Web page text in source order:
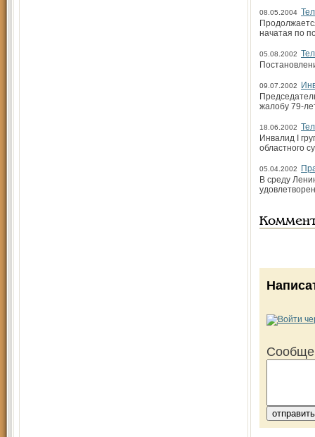
08.05.2004
начатая по
05.08.2002
09.07.2002
жалобу 79-
18.06.2002
Инвалид I
областного
05.04.2002
В среду